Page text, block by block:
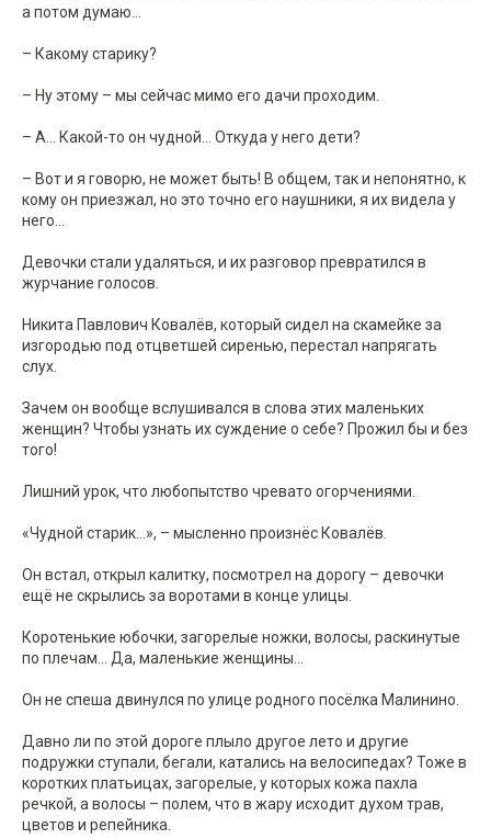
а потом думаю...
– Какому старику?
– Ну этому – мы сейчас мимо его дачи проходим.
– А... Какой-то он чудной... Откуда у него дети?
– Вот и я говорю, не может быть! В общем, так и непонятно, к
кому он приезжал, но это точно его наушники, я их видела у
него...
Девочки стали удаляться, и их разговор превратился в
журчание голосов.
Никита Павлович Ковалёв, который сидел на скамейке за
изгородью под отцветшей сиренью, перестал напрягать
слух.
Зачем он вообще вслушивался в слова этих маленьких
женщин? Чтобы узнать их суждение о себе? Прожил бы и без
того!
Лишний урок, что любопытство чревато огорчениями.
«Чудной старик...», – мысленно произнёс Ковалёв.
Он встал, открыл калитку, посмотрел на дорогу – девочки
ещё не скрылись за воротами в конце улицы.
Коротенькие юбочки, загорелые ножки, волосы, раскинутые
по плечам... Да, маленькие женщины...
Он не спеша двинулся по улице родного посёлка Малинино.
Давно ли по этой дороге плыло другое лето и другие
подружки ступали, бегали, катались на велосипедах? Тоже в
коротких платьицах, загорелые, у которых кожа пахла
речкой, а волосы – полем, что в жару исходит духом трав,
цветов и репейника.